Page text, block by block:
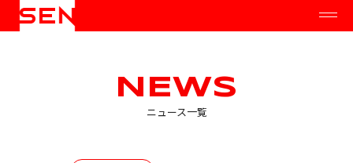
NEWS
ニュース一覧